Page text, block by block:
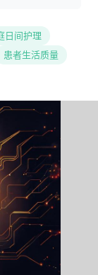
日间护理
患者生活质量